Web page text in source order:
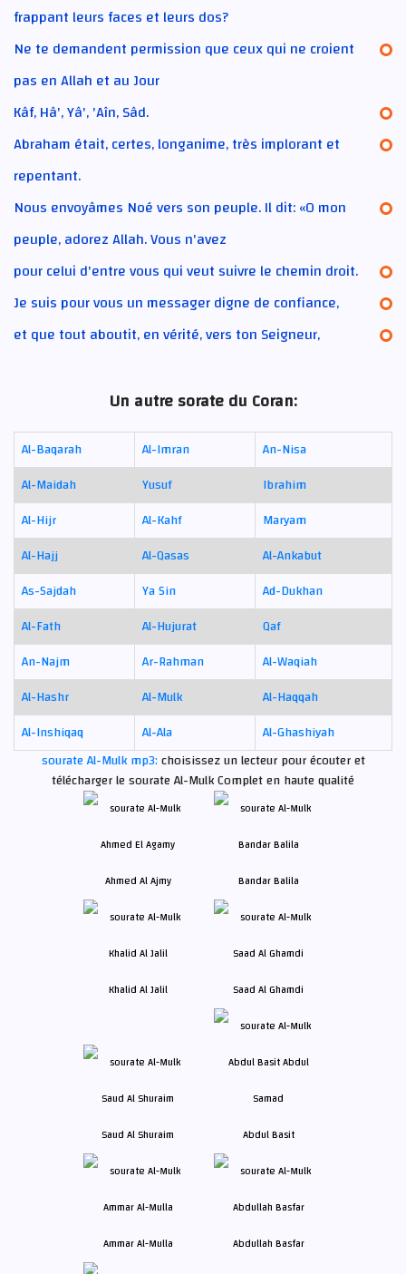
frappant leurs faces et leurs dos?
Ne te demandent permission que ceux qui ne croient
pas en Allah et au Jour
Kâf, Hâ', Yâ', 'Aîn, Sâd.
Abraham était, certes, longanime, très implorant et
repentant.
Nous envoyâmes Noé vers son peuple. Il dit: «O mon
peuple, adorez Allah. Vous n'avez
pour celui d'entre vous qui veut suivre le chemin droit.
Je suis pour vous un messager digne de confiance,
et que tout aboutit, en vérité, vers ton Seigneur,
Un autre sorate du Coran:
Al-Baqarah Al-Imran
An-Nisa
Al-Maidah
Yusuf
Ibrahim
Al-Hijr
Al-Kahf
Maryam
Al-Hajj
Al-Qasas
Al-Ankabut
As-Sajdah
Ya Sin
Ad-Dukhan
Al-Fath
Al-Hujurat
Qaf
An-Najm
Ar-Rahman
Al-Waqiah
Al-Hashr
Al-Mulk
Al-Haqqah
Al-Inshiqaq
Al-Ala
Al-Ghashiyah
sourate Al-Mulk mp3:choisissez un lecteur pour écouter et
télécharger le sourate Al-Mulk Complet en haute qualité
Ahmed Al Ajmy Bandar Balila
Khalid Al Jalil Saad Al Ghamdi
Saud Al Shuraim Abdul Basit
Ammar Al-Mulla Abdullah Basfar